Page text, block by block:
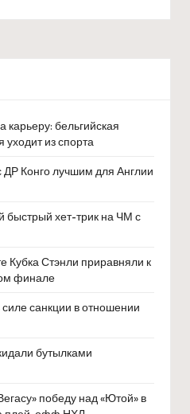
бельгийская
уходит из спорта
ДР Конго лучшим для Англии
хет-трик на ЧМ с
Кубка Стэнли приравняли к
финале
санкции в отношении
бутылками
победу над «Ютой» в